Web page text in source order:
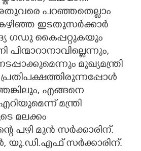
പറഞ്ഞതെല്ലാം
ഇടതുസർക്കാർ
ഗഡു കൈപ്പറ്റുകയും
മുഖ്യമന്ത്രി
എങ്ങനെ
മന്ത്രി
മലക്കം
പഴി മുൻ സർക്കാരിന്.
യു.ഡി.എഫ് സർക്കാരിന്.